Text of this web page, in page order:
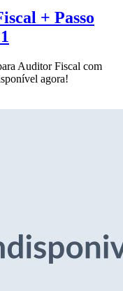
+ Passo
Auditor Fiscal com
agora!